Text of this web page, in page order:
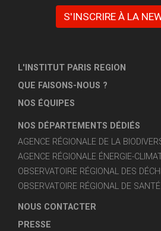
S'INSCRIRE À LA
L'INSTITUT PARIS REGION
QUE FAISONS-NOUS ?
NOS ÉQUIPES
NOS DÉPARTEMENTS DÉDIÉS
AGENCE RÉGIONALE DE LA
AGENCE RÉGIONALE ÉNERGIE-
OBSERVATOIRE RÉGIONAL DES
OBSERVATOIRE RÉGIONAL DE
NOUS CONTACTER
PRESSE